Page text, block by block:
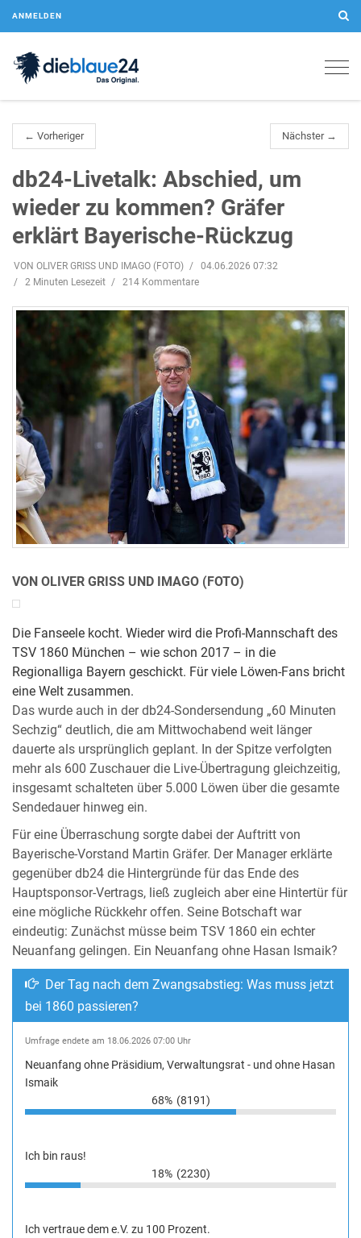
ANMELDEN
← Vorheriger Nächster →
db24-Livetalk: Abschied, um
wieder zu kommen? Gräfer
erklärt Bayerische-Rückzug
VON OLIVER GRISS UND IMAGO (FOTO)
04.06.2026 07:32
2 Minuten Lesezeit
214 Kommentare
VON OLIVER GRISS UND IMAGO (FOTO)
Die Fanseele kocht. Wieder wird die Profi-Mannschaft des
TSV 1860 München – wie schon 2017 – in die
Regionalliga Bayern geschickt. Für viele Löwen-Fans bricht
eine Welt zusammen.
Das wurde auch in der db24-Sondersendung „60 Minuten
Sechzig“ deutlich, die am Mittwochabend weit länger
dauerte als ursprünglich geplant. In der Spitze verfolgten
mehr als 600 Zuschauer die Live-Übertragung gleichzeitig,
insgesamt schalteten über 5.000 Löwen über die gesamte
Sendedauer hinweg ein.
Für eine Überraschung sorgte dabei der Auftritt von
Bayerische-Vorstand Martin Gräfer. Der Manager erklärte
gegenüber db24 die Hintergründe für das Ende des
Hauptsponsor-Vertrags, ließ zugleich aber eine Hintertür für
eine mögliche Rückkehr offen. Seine Botschaft war
eindeutig: Zunächst müsse beim TSV 1860 ein echter
Neuanfang gelingen. Ein Neuanfang ohne Hasan Ismaik?
Der Tag nach dem Zwangsabstieg: Was muss jetzt
bei 1860 passieren?
Umfrage endete am 18.06.2026 07:00 Uhr
Neuanfang ohne Präsidium, Verwaltungsrat - und ohne Hasan
Ismaik
68% (8191)
Ich bin raus!
18% (2230)
Ich vertraue dem e.V. zu 100 Prozent.